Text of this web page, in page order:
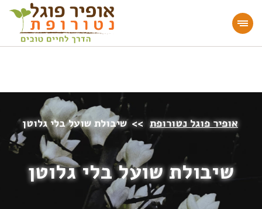
מעוניינים להעמיק או להתחיל דרך חיים בריאה?
הצטרפו לאתר!
אופיר פוגל נטורופת >> שיבולת שועל בלי גלוטן
שיבולת שועל בלי גלוטן